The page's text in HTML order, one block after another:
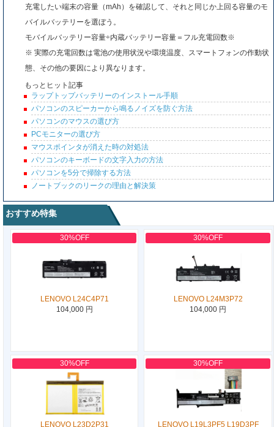
充電したい端末の容量（mAh）を確認して、それと同じか上回る容量のモ
バイルバッテリーを選ぼう。
モバイルバッテリー容量÷内蔵バッテリー容量＝フル充電回数※
※ 実際の充電回数は電池の使用状況や環境温度、スマートフォンの作動状
態、その他の要因により異なります。
もっとヒット記事
ラップトップバッテリーのインストール手順
パソコンのスピーカーから鳴るノイズを防ぐ方法
パソコンのマウスの選び方
PCモニターの選び方
マウスポインタが消えた時の対処法
パソコンのキーボードの文字入力の方法
パソコンを5分で掃除する方法
ノートブックのリークの理由と解決策
おすすめ特集
30%OFF
LENOVO L24C4P71
104,000 円
30%OFF
LENOVO L24M3P72
104,000 円
30%OFF
LENOVO L23D2P31
30%OFF
LENOVO L19L3PF5 L19D3PF